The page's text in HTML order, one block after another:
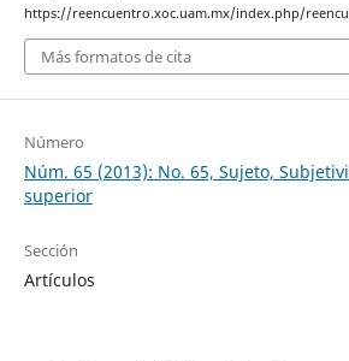
https://reencuentro.xoc.uam.mx/index.php/
Más formatos de cita
Número
Núm. 65 (2013): No. 65, Sujeto,
superior
Sección
Artículos